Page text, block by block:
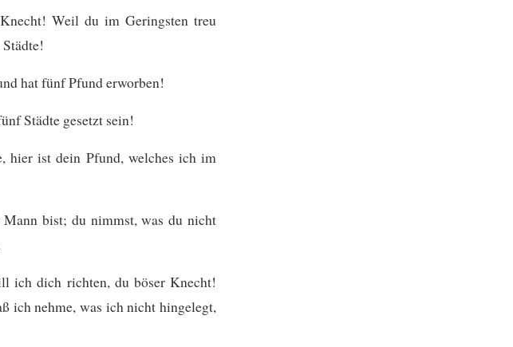
Weil du im Geringsten treu
hat fünf Pfund erworben!
Städte gesetzt sein!
hier ist dein Pfund, welches ich im
bist; du nimmst, was du nicht
ich dich richten, du böser Knecht!
ich nehme, was ich nicht hingelegt,